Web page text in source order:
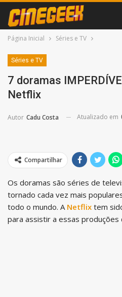
Página Inicial Séries e TV
Séries e TV
7 doramas
Netflix
Autor Cadu Costa Atualizado em
Compartilhar
Os doramas são séries de
tornado cada vez mais
todo o mundo. A Netflix tem
para assistir a essas produções